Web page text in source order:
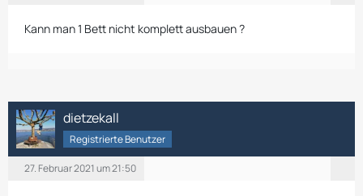
Kann man 1 Bett nicht komplett ausbauen ?
dietzekall
Registrierte Benutzer
27. Februar 2021 um 21:50